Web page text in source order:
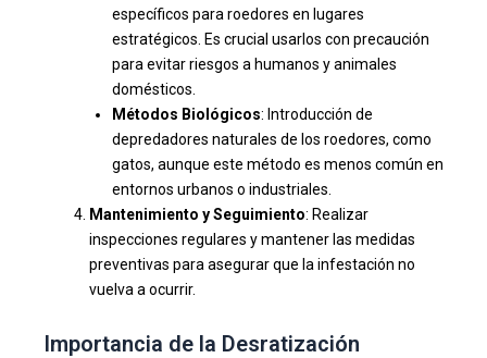
específicos para roedores en lugares
estratégicos. Es crucial usarlos con precaución
para evitar riesgos a humanos y animales
domésticos.
Métodos Biológicos: Introducción de
depredadores naturales de los roedores, como
gatos, aunque este método es menos común en
entornos urbanos o industriales.
Mantenimiento y Seguimiento: Realizar
inspecciones regulares y mantener las medidas
preventivas para asegurar que la infestación no
vuelva a ocurrir.
Importancia de la Desratización